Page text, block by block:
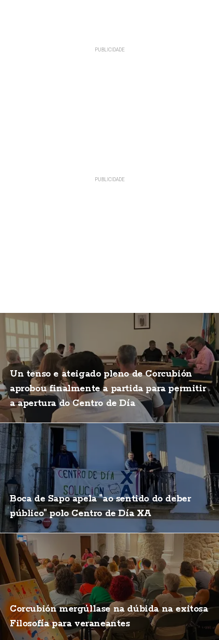
Un tenso e ateigado pleno de Corcubión
aprobou finalmente a partida para permitir
a apertura do Centro de Día
Boca de Sapo apela "ao sentido do deber
público" polo Centro de Día XA
Corcubión mergúllase na dúbida na exitosa
Filosofía para veraneantes